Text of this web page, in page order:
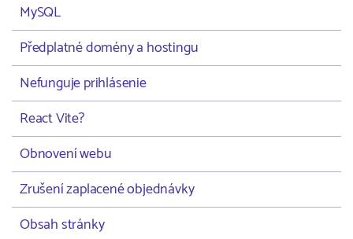
MySQL
Předplatné domény a hostingu
Nefunguje prihlásenie
React Vite?
Obnovení webu
Zrušení zaplacené objednávky
Obsah stránky